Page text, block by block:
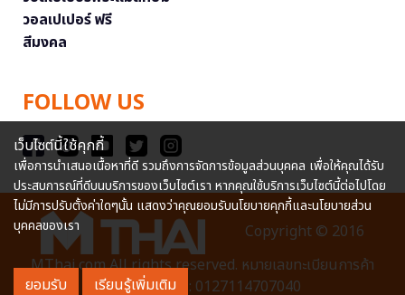
วอลเปเปอร์ ฟรี
สีมงคล
FOLLOW US
Copyright © 2016
MThai.com All rights reserved. หมายเลขทะเบียนการค้า
อิเล็กทรอนิกส์ : 0127114707040
เว็บไซต์นี้ใช้คุกกี้
เพื่อการนำเสนอเนื้อหาที่ดี รวมถึงการจัดการข้อมูลส่วนบุคคล เพื่อให้คุณได้รับ
ประสบการณ์ที่ดีบนบริการของเว็บไซต์เรา หากคุณใช้บริการเว็บไซต์นี้ต่อไปโดย
ไม่มีการปรับตั้งค่าใดๆนั้น แสดงว่าคุณยอมรับนโยบายคุกกี้และนโยบายส่วน
บุคคลของเรา
ยอมรับ เรียนรู้เพิ่มเติม